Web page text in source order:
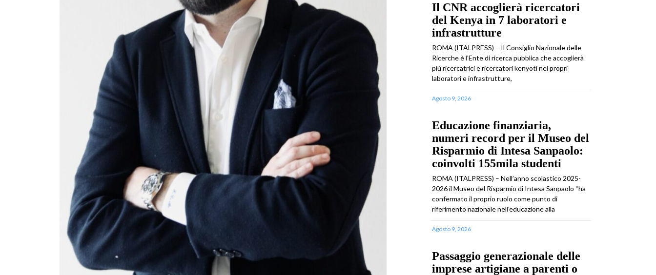
Il CNR accoglierà ricercatori
del Kenya in 7 laboratori e
infrastrutture
ROMA (ITALPRESS) – Il Consiglio Nazionale delle
Ricerche è l’Ente di ricerca pubblica che accoglierà
più ricercatrici e ricercatori kenyoti nei propri
laboratori e infrastrutture,
Agosto 9, 2026
Educazione finanziaria,
numeri record per il Museo del
Risparmio di Intesa Sanpaolo:
coinvolti 155mila studenti
ROMA (ITALPRESS) – Nell’anno scolastico 2025-
2026 il Museo del Risparmio di Intesa Sanpaolo “ha
confermato il proprio ruolo come punto di
riferimento nazionale nell’educazione alla
Agosto 9, 2026
Passaggio generazionale delle
imprese artigiane a parenti o